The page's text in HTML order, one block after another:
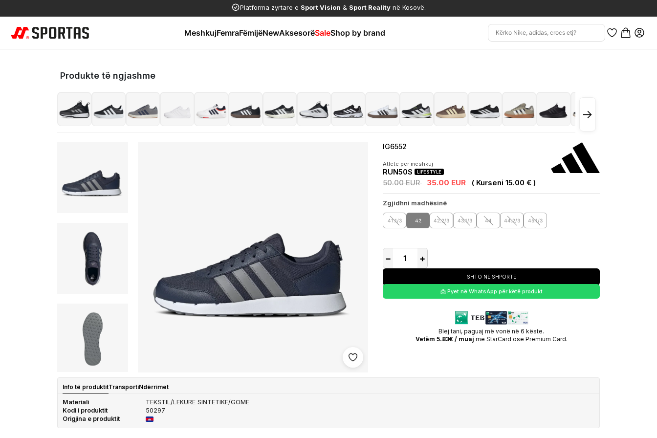
Platforma zyrtare e Sport Vision & Sport Reality në Kosovë.
MeshkujFemraFëmijëNewAksesorëSaleShop by brand
Produkte të ngjashme
→
Shto në wishlist
IG6552
Atlete per meshkuj
RUN50S LIFESTYLE
50.00 EUR 35.00 EUR ( Kurseni 15.00 € )
Zgjidhni madhësinë
41.1/3 42 42.2/3 43.1/3 44 44.2/3 45.1/3
− +
SHTO NË SHPORTË
📩 Pyet në WhatsApp për këtë produkt
Blej tani, paguaj më vonë në 6 këste.
Vetëm 5.83€ / muaj me StarCard ose Premium Card.
Info të produktitTransportiNdërrimet
Materiali
TEKSTIL/LEKURE SINTETIKE/GOME
Kodi i produktit
50297
Origjina e produktit